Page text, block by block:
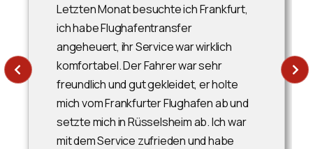
Letzten Monat besuchte ich Frankfurt,
ich habe Flughafentransfer
angeheuert, ihr Service war wirklich
komfortabel. Der Fahrer war sehr
freundlich und gut gekleidet, er holte
mich vom Frankfurter Flughafen ab und
setzte mich in Rüsselsheim ab. Ich war
mit dem Service zufrieden und habe